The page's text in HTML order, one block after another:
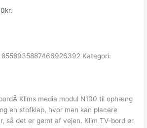
kr.
8558935887466926392 Kategori:
Klims media modul N100 til ophæng
en stofklap, hvor man kan placere
så det er gemt af vejen. Klim TV-bord er